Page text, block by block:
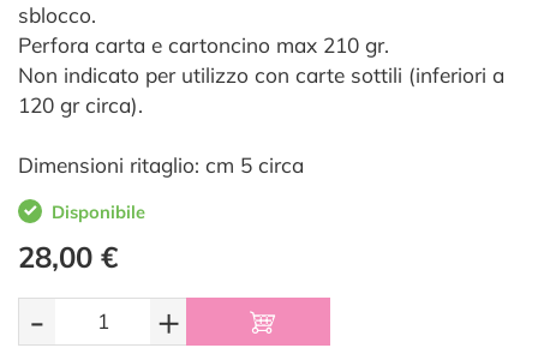
sblocco.
Perfora carta e cartoncino max 210 gr.
Non indicato per utilizzo con carte sottili (inferiori a
120 gr circa).
Dimensioni ritaglio: cm 5 circa
Disponibile
28,00 €
- +